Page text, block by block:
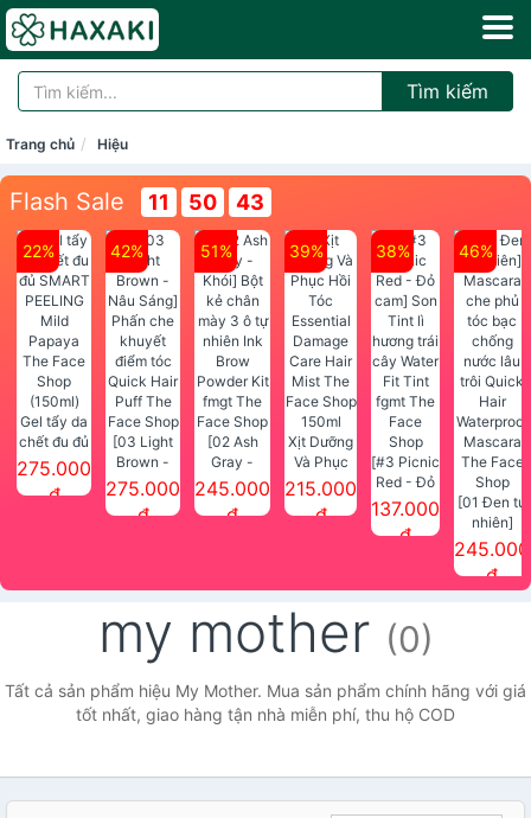
Tìm kiếm
Trang chủ Hiệu
Flash Sale 11 50 43
22%
Gel tẩy da
chết đu đủ
SMART
PEELING
275.000
đ
42%
[03 Light
Brown -
Nâu Sáng]
Phấn che
275.000
đ
51%
[02 Ash
Gray -
Khói] Bột
kẻ chân
Face Shop
245.000
đ
39%
Xịt Dưỡng
Và Phục
Hồi Tóc
Essential
215.000
đ
38%
[#3 Picnic
Red - Đỏ
cam] Son
Face
Shop
137.000
đ
46%
[01 Đen tự
nhiên]
Mascara
che phủ
Waterproof
Mascara
245.000
đ
my mother (0)
Tất cả sản phẩm hiệu My Mother. Mua sản phẩm chính hãng với giá
tốt nhất, giao hàng tận nhà miễn phí, thu hộ COD